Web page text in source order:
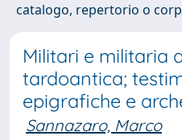
catalogo, repertorio o
Militari e militaria
tardoantica;
epigrafiche e
Sannazaro, Marco